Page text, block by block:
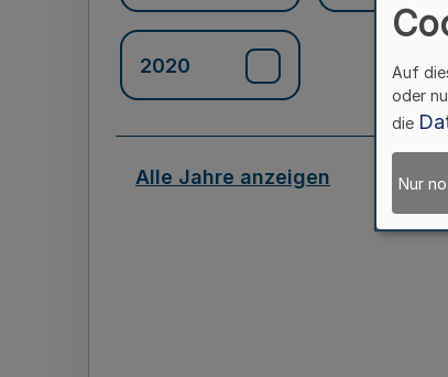
2020
Alle Jahre anzeigen
Auf
oder
die
Nur